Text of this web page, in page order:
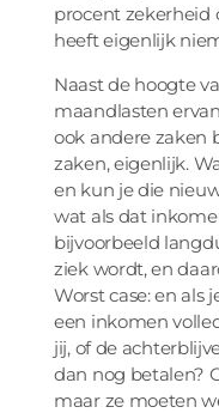
procent zekerheid
heeft eigenlijk
Naast de hoogte
maandlasten
ook andere zaken
zaken, eigenlijk.
en kun je die
wat als dat
bijvoorbeeld
ziek wordt, en
Worst case: en als
een inkomen
jij, of de
dan nog betalen?
maar ze moeten